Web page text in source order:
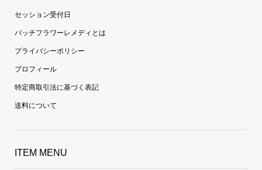
セッション受付日
バッチフラワーレメディとは
プライバシーポリシー
プロフィール
特定商取引法に基づく表記
送料について
ITEM MENU